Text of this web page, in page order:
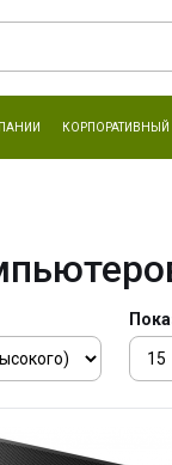
КОРПОРАТИВНЫЙ